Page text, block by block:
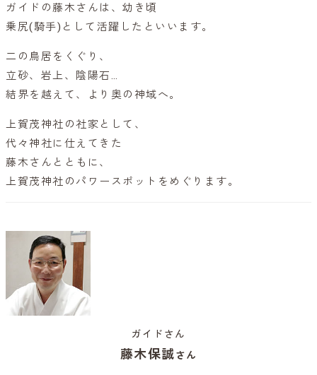
ガイドの藤木さんは、幼き頃
乗尻(騎手)として活躍したといいます。
二の鳥居をくぐり、
立砂、岩上、陰陽石…
結界を越えて、より奥の神域へ。
上賀茂神社の社家として、
代々神社に仕えてきた
藤木さんとともに、
上賀茂神社のパワースポットをめぐります。
ガイドさん
藤木保誠さん